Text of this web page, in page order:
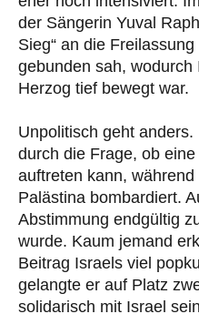
der Sängerin Yuval
Sieg“ an die
gebunden sah,
Herzog tief bewegt war.
Unpolitisch geht
durch die Frage, ob
auftreten kann,
Palästina bombardiert.
Abstimmung endgültig
wurde. Kaum jemand
Beitrag Israels viel
gelangte er auf Platz
solidarisch mit Israel